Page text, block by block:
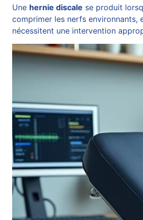
Une hernie discale se produit
comprimer les nerfs environnants,
nécessitent une intervention